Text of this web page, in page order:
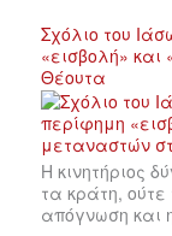
Σχόλιο του
«εισβολή»
Θέουτα
Η κινητήριος
τα κράτη, ούτε
απόγνωση και